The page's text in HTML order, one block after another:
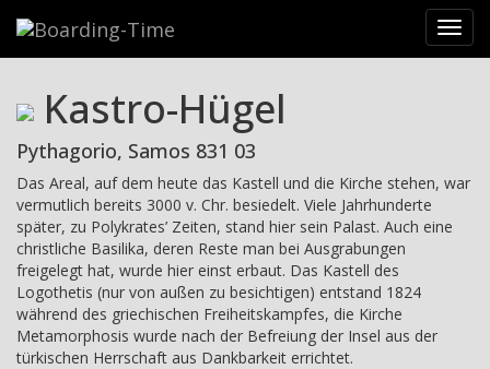
Kastro-
Hügel
Kastro-Hügel
Pythagorio, Samos 831 03
Das Areal, auf dem heute das Kastell und die Kirche stehen, war
vermutlich bereits 3000 v. Chr. besiedelt. Viele Jahrhunderte
später, zu Polykrates’ Zeiten, stand hier sein Palast. Auch eine
christliche Basilika, deren Reste man bei Ausgrabungen
freigelegt hat, wurde hier einst erbaut. Das Kastell des
Logothetis (nur von außen zu besichtigen) entstand 1824
während des griechischen Freiheitskampfes, die Kirche
Metamorphosis wurde nach der Befreiung der Insel aus der
türkischen Herrschaft aus Dankbarkeit errichtet.